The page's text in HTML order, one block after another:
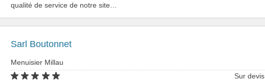
qualité de service de notre site…
Sarl Boutonnet
Menuisier Millau
Sur devis